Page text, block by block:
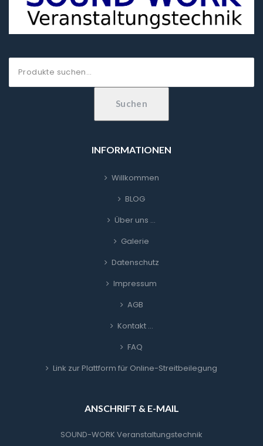
Suchen
INFORMATIONEN
Willkommen
BLOG
Über uns …
Galerie
Datenschutz
Impressum
AGB
Kontakt …
FAQ
Link zur Plattform für Online-Streitbeilegung
ANSCHRIFT & E-MAIL
SOUND-WORK Veranstaltungstechnik